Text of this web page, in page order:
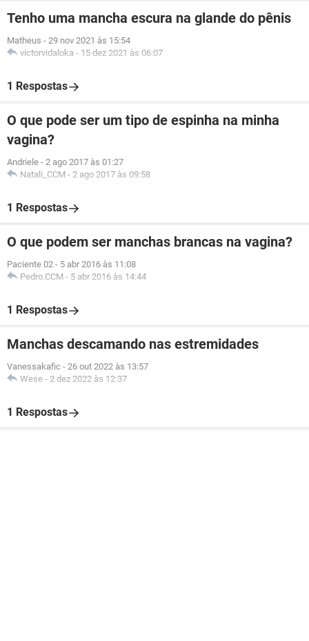
Tenho uma mancha escura na glande do pênis
Matheus - 29 nov 2021 às 15:54
victorvidaloka - 15 dez 2021 às 06:07
1 Respostas
O que pode ser um tipo de espinha na minha
vagina?
Andriele - 2 ago 2017 às 01:27
Natali_CCM - 2 ago 2017 às 09:58
1 Respostas
O que podem ser manchas brancas na vagina?
Paciente 02 - 5 abr 2016 às 11:08
Pedro.CCM - 5 abr 2016 às 14:44
1 Respostas
Manchas descamando nas estremidades
Vanessakafic - 26 out 2022 às 13:57
Wese - 2 dez 2022 às 12:37
1 Respostas